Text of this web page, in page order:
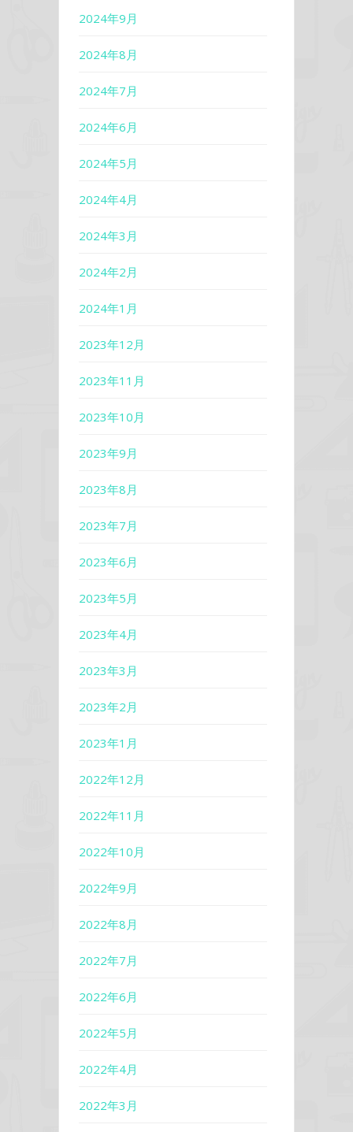
2024年9月
2024年8月
2024年7月
2024年6月
2024年5月
2024年4月
2024年3月
2024年2月
2024年1月
2023年12月
2023年11月
2023年10月
2023年9月
2023年8月
2023年7月
2023年6月
2023年5月
2023年4月
2023年3月
2023年2月
2023年1月
2022年12月
2022年11月
2022年10月
2022年9月
2022年8月
2022年7月
2022年6月
2022年5月
2022年4月
2022年3月